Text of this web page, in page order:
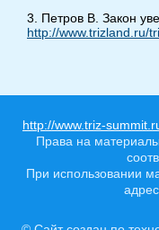
3. Петров В. Закон
http://www.trizland.ru/
http://www.triz-
Права на
При использовании